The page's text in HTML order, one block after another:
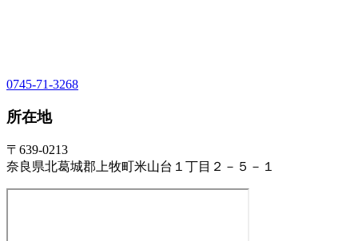
0745-71-3268
所在地
〒639-0213
奈良県北葛城郡上牧町米山台１丁目２－５－１